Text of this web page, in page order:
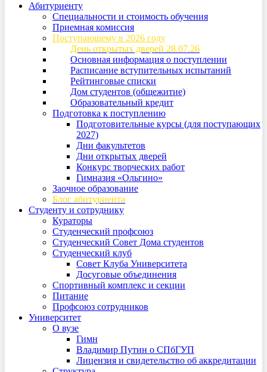
Абитуриенту
Специальности и стоимость обучения
Приемная комиссия
Поступающему в 2026 году
День открытых дверей 28.07.26
Основная информация о поступлении
Расписание вступительных испытаний
Рейтинговые списки
Дом студентов (общежитие)
Образовательный кредит
Подготовка к поступлению
Подготовительные курсы (для поступающих
2027)
Дни факультетов
Дни открытых дверей
Конкурс творческих работ
Гимназия «Ольгино»
Заочное образование
Блог абитуриента
Студенту и сотруднику
Кураторы
Студенческий профсоюз
Студенческий Совет Дома студентов
Студенческий клуб
Совет Клуба Университета
Досуговые объединения
Спортивный комплекс и секции
Питание
Профсоюз сотрудников
Университет
О вузе
Гимн
Владимир Путин о СПбГУП
Лицензия и свидетельство об аккредитации